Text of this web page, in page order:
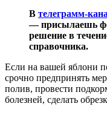
В телеграмм-
— присылаешь
решение в
справочника.
Если на вашей яблони
срочно предпринять
полив, провести
болезней, сделать